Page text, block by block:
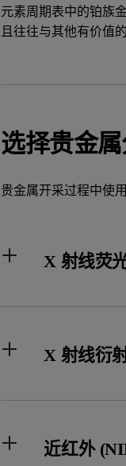
元素周期表中的铂族
且往往与其他有价值
选择贵金
贵金属开采过程中使
X 射线荧
X 射线衍
近红外